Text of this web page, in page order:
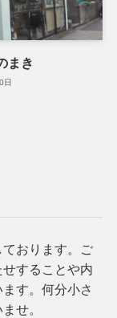
まき
日
おります。ご
することや内
す。何分小さ
せ。